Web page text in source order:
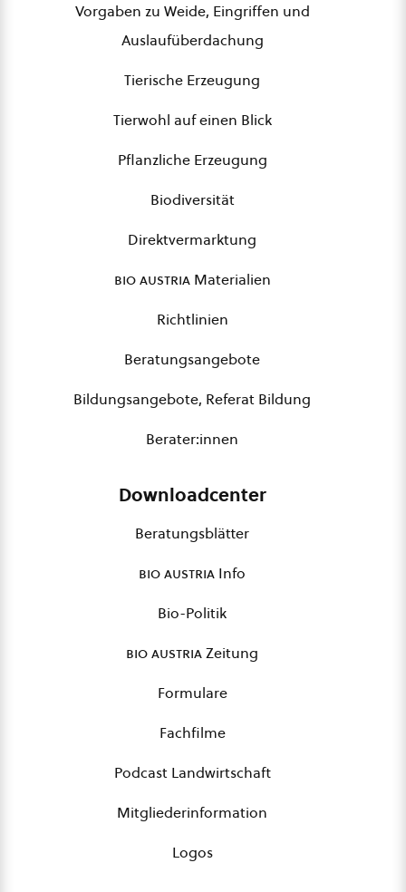
Vorgaben zu Weide, Eingriffen und
Auslaufüberdachung
Tierische Erzeugung
Tierwohl auf einen Blick
Pflanzliche Erzeugung
Biodiversität
Direktvermarktung
bio austriaMaterialien
Richtlinien
Beratungsangebote
Bildungsangebote, Referat Bildung
Berater:innen
Downloadcenter
Beratungsblätter
bio austria Info
Bio-Politik
bio austriaZeitung
Formulare
Fachfilme
Podcast Landwirtschaft
Mitgliederinformation
Logos